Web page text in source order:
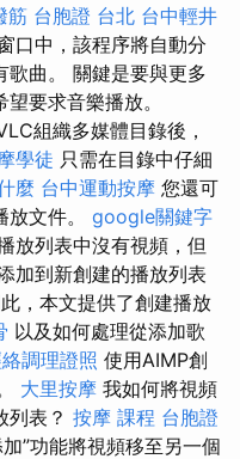
筋 台胞證 台北 台中輕井
口中，該程序將自動分
歌曲。 關鍵是要與更多
要求音樂播放。
組織多媒體目錄後，
學徒 只需在目錄中仔細
麼 台中運動按摩 您還可
文件。 google關鍵字
放列表中沒有視頻，但
加到新創建的播放列表
，本文提供了創建播放
以及如何處理從添加歌
調理證照 使用AIMP創
大里按摩 我如何將視頻
列表？ 按摩 課程 台胞證
”功能將視頻移至另一個